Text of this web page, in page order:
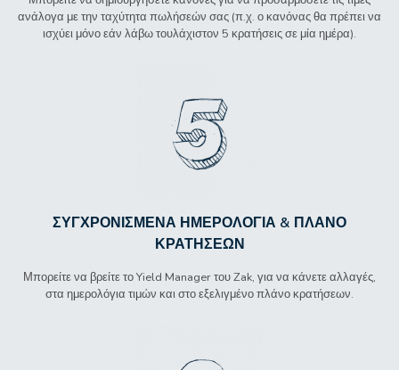
ανάλογα με την ταχύτητα πωλήσεών σας (π.χ. ο κανόνας θα πρέπει να
ισχύει μόνο εάν λάβω τουλάχιστον 5 κρατήσεις σε μία ημέρα).
ΣΥΓΧΡΟΝΙΣΜΈΝΑ ΗΜΕΡΟΛΌΓΙΑ & ΠΛΆΝΟ
ΚΡΑΤΉΣΕΩΝ
Μπορείτε να βρείτε το Yield Manager του Zak, για να κάνετε αλλαγές,
στα ημερολόγια τιμών και στο εξελιγμένο πλάνο κρατήσεων.